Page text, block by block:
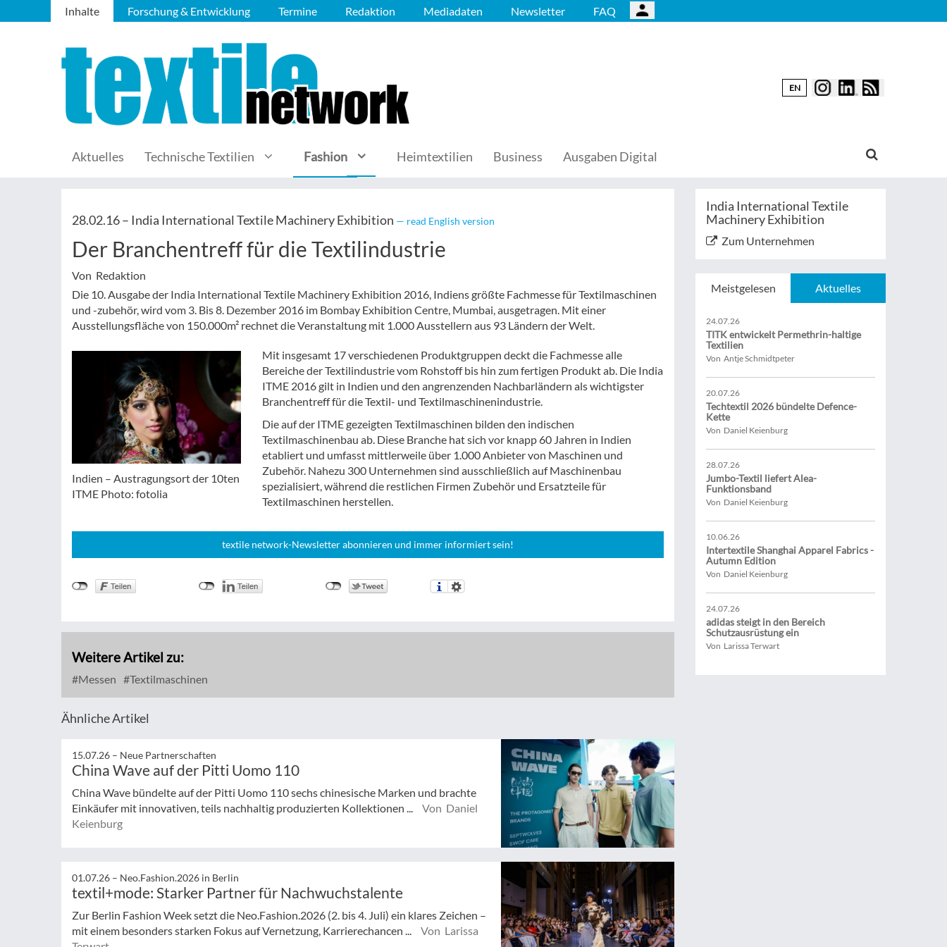
Inhalte Forschung & Entwicklung Termine Redaktion Mediadaten Newsletter FAQ
EN
Aktuelles Technische Textilien Fashion Heimtextilien Business Ausgaben Digital
28.02.16 – India International Textile Machinery Exhibition — read English version
Der Branchentreff für die Textilindustrie
Von Redaktion
Die 10. Ausgabe der India International Textile Machinery Exhibition 2016, Indiens größte Fachmesse für Textilmaschinen
und -zubehör, wird vom 3. Bis 8. Dezember 2016 im Bombay Exhibition Centre, Mumbai, ausgetragen. Mit einer
Ausstellungsfläche von 150.000m² rechnet die Veranstaltung mit 1.000 Ausstellern aus 93 Ländern der Welt.
Indien – Austragungsort der 10ten
ITME Photo: fotolia
Mit insgesamt 17 verschiedenen Produktgruppen deckt die Fachmesse alle
Bereiche der Textilindustrie vom Rohstoff bis hin zum fertigen Produkt ab. Die India
ITME 2016 gilt in Indien und den angrenzenden Nachbarländern als wichtigster
Branchentreff für die Textil- und Textilmaschinenindustrie.
Die auf der ITME gezeigten Textilmaschinen bilden den indischen
Textilmaschinenbau ab. Diese Branche hat sich vor knapp 60 Jahren in Indien
etabliert und umfasst mittlerweile über 1.000 Anbieter von Maschinen und
Zubehör. Nahezu 300 Unternehmen sind ausschließlich auf Maschinenbau
spezialisiert, während die restlichen Firmen Zubehör und Ersatzteile für
Textilmaschinen herstellen.
textile network-Newsletter abonnieren und immer informiert sein!
Weitere Artikel zu:
Messen Textilmaschinen
Ähnliche Artikel
15.07.26 – Neue Partnerschaften
China Wave auf der Pitti Uomo 110
China Wave bündelte auf der Pitti Uomo 110 sechs chinesische Marken und brachte
Einkäufer mit innovativen, teils nachhaltig produzierten Kollektionen ...
Von Daniel
Keienburg
01.07.26 – Neo.Fashion.2026 in Berlin
textil+mode: Starker Partner für Nachwuchstalente
Zur Berlin Fashion Week setzt die Neo.Fashion.2026 (2. bis 4. Juli) ein klares Zeichen –
mit einem besonders starken Fokus auf Vernetzung, Karrierechancen ...
Von Larissa
India International Textile
Machinery Exhibition
Zum Unternehmen
Meistgelesen Aktuelles
24.07.26
TITK entwickelt Permethrin-haltige
Textilien
Von Antje Schmidtpeter
20.07.26
Techtextil 2026 bündelte Defence-
Kette
Von Daniel Keienburg
28.07.26
Jumbo-Textil liefert Alea-
Funktionsband
Von Daniel Keienburg
10.06.26
Intertextile Shanghai Apparel Fabrics -
Autumn Edition
Von Daniel Keienburg
24.07.26
adidas steigt in den Bereich
Schutzausrüstung ein
Von Larissa Terwart